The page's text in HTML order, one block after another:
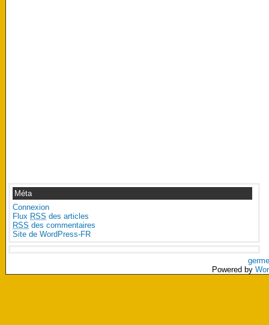
Méta
Connexion
Flux RSS des articles
RSS des commentaires
Site de WordPress-FR
Powered by